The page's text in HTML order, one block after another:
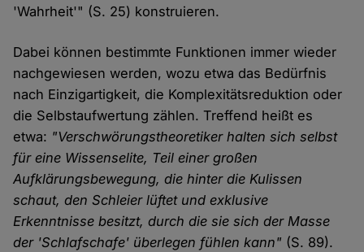
'Wahrheit'" (S. 25) konstruieren.
Dabei können bestimmte Funktionen immer wieder
nachgewiesen werden, wozu etwa das Bedürfnis
nach Einzigartigkeit, die Komplexitätsreduktion oder
die Selbstaufwertung zählen. Treffend heißt es
etwa: "Verschwörungstheoretiker halten sich selbst
für eine Wissenselite, Teil einer großen
Aufklärungsbewegung, die hinter die Kulissen
schaut, den Schleier lüftet und exklusive
Erkenntnisse besitzt, durch die sie sich der Masse
der 'Schlafschafe' überlegen fühlen kann" (S. 89).